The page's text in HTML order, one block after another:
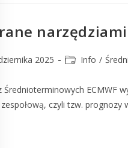
2025 Info /
ECMWF
czyli tzw.